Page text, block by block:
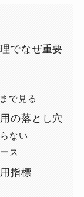
でなぜ重要
で見る
の落とし穴
ない
ス
指標